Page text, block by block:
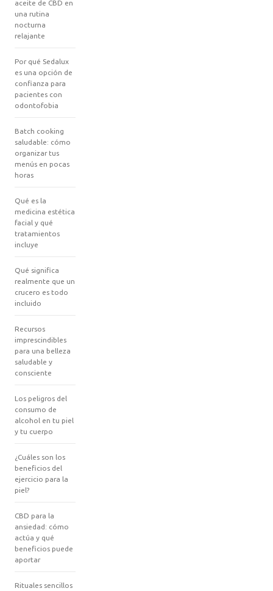
aceite de CBD en
una rutina
nocturna
relajante
Por qué Sedalux
es una opción de
confianza para
pacientes con
odontofobia
Batch cooking
saludable: cómo
organizar tus
menús en pocas
horas
Qué es la
medicina estética
facial y qué
tratamientos
incluye
Qué significa
realmente que un
crucero es todo
incluido
Recursos
imprescindibles
para una belleza
saludable y
consciente
Los peligros del
consumo de
alcohol en tu piel
y tu cuerpo
¿Cuáles son los
beneficios del
ejercicio para la
piel?
CBD para la
ansiedad: cómo
actúa y qué
beneficios puede
aportar
Rituales sencillos